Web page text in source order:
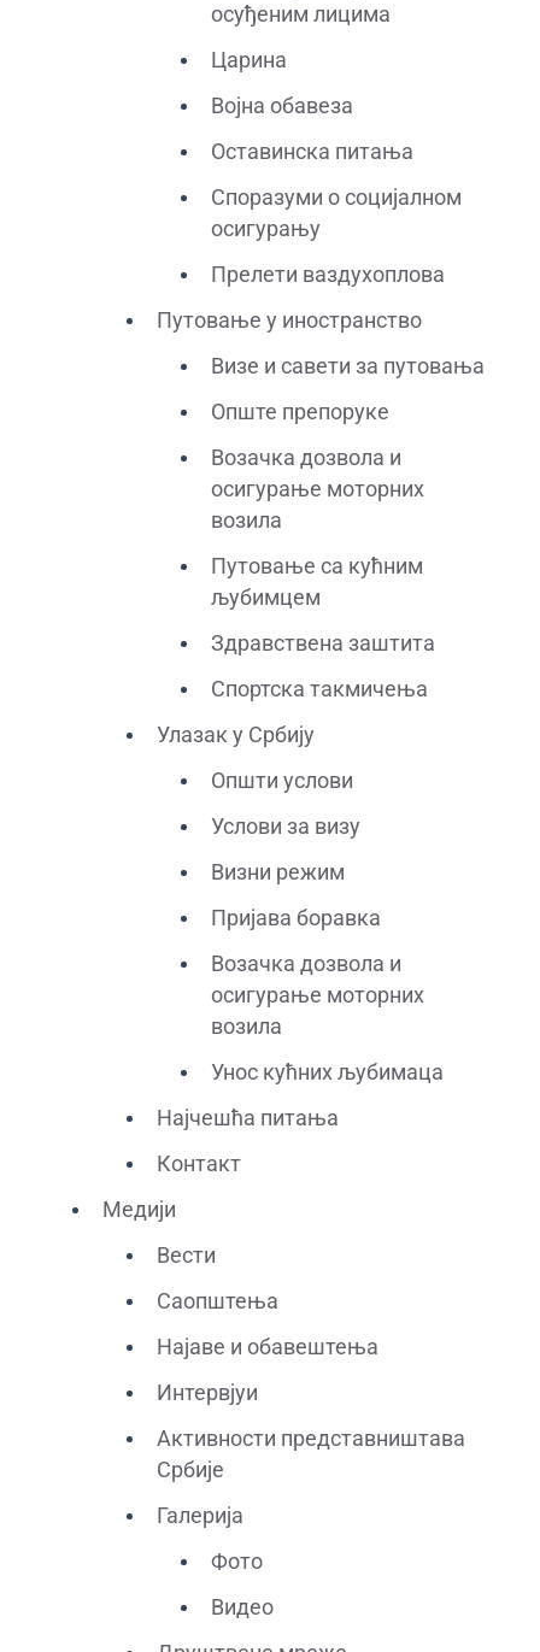
осуђеним лицима
Царина
Војна обавеза
Оставинска питања
Споразуми о социјалном
осигурању
Прелети ваздухоплова
Путовање у иностранство
Визе и савети за путовања
Опште препоруке
Возачка дозвола и
осигурање моторних
возила
Путовање са кућним
љубимцем
Здравствена заштита
Спортска такмичења
Улазак у Србију
Општи услови
Услови за визу
Визни режим
Пријава боравка
Возачка дозвола и
осигурање моторних
возила
Унос кућних љубимаца
Најчешћа питања
Контакт
Медији
Вести
Саопштења
Најаве и обавештења
Интервјуи
Активности представништава
Србије
Галерија
Фото
Видео